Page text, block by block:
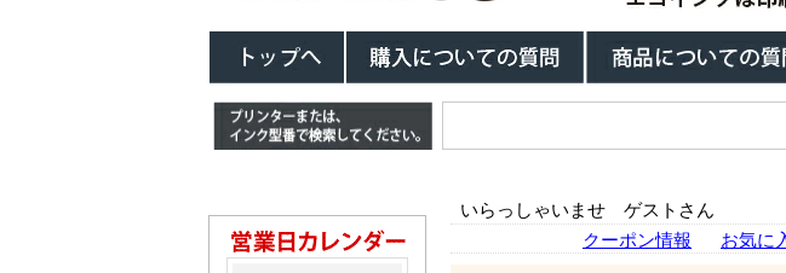
いらっしゃいませ ゲストさん
クーポン情報
お気に